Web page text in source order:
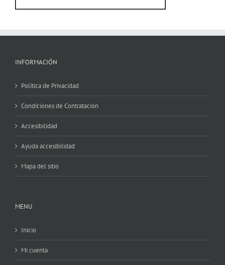
INFORMACIÓN
Política de Privacidad
Condiciones de Contratacion
Accesibilidad
Ayuda accesibilidad
Mapa del sitio
MENU
Inicio
Mi cuenta